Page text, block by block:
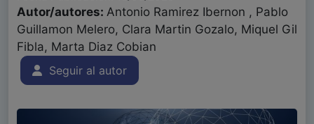
Autor/autores: Antonio Ramirez Ibernon , Pablo
Guillamon Melero, Clara Martin Gozalo, Miquel Gil
Fibla, Marta Diaz Cobian
Seguir al autor